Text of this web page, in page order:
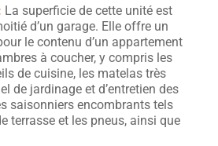
La superficie de cette unité est
d’un garage. Elle offre un
le contenu d’un appartement
à coucher, y compris les
de cuisine, les matelas très
de jardinage et d’entretien des
saisonniers encombrants tels
terrasse et les pneus, ainsi que